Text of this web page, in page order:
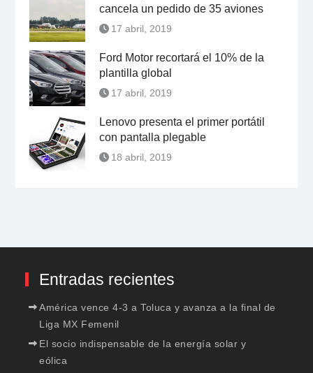
cancela un pedido de 35 aviones
17 abril, 2019
Ford Motor recortará el 10% de la
plantilla global
17 abril, 2019
Lenovo presenta el primer portátil
con pantalla plegable
18 abril, 2019
Entradas recientes
América vence 4-3 a Toluca y avanza a la final de
Liga MX Femenil
El socio indispensable de la energía solar y
eólica